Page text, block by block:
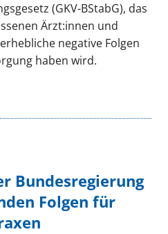
(GKV-BStabG), das
Ärzt:innen und
negative Folgen
haben wird.
Bundesregierung
Folgen für